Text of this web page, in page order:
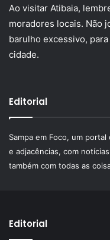
Ao visitar Atibaia,
moradores locais. Não
barulho excessivo,
cidade.
Editorial
Sampa em Foco, um
e adjacências, com
também com todas as
Editorial